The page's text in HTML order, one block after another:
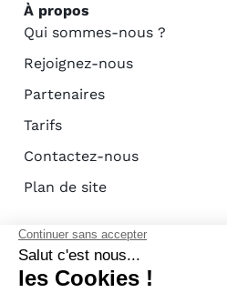
À propos
Qui sommes-nous ?
Rejoignez-nous
Partenaires
Tarifs
Contactez-nous
Plan de site
Certification AFAC - ISO
Politique